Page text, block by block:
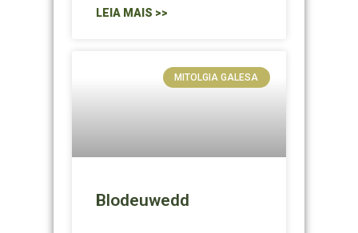
LEIA MAIS >>
MITOLGIA GALESA
Blodeuwedd